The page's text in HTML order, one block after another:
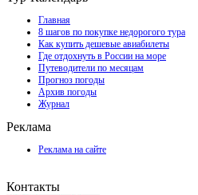
Главная
8 шагов по покупке недорогого тура
Как купить дешевые авиабилеты
Где отдохнуть в России на море
Путеводители по месяцам
Прогноз погоды
Архив погоды
Журнал
Реклама
Реклама на сайте
Контакты